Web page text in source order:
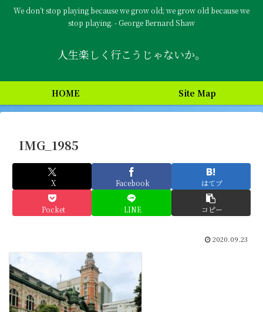
We don’t stop playing because we grow old; we grow old because we
stop playing. - George Bernard Shaw
人生楽しく行こうじゃないか。
HOME Site Map
IMG_1985
X Facebook はてブ
Pocket LINE コピー
2020.09.23